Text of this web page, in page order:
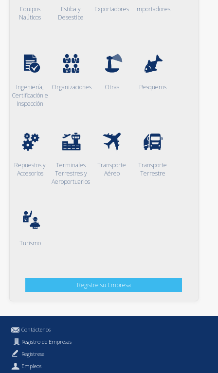
Equipos
Naúticos
Estiba y
Desestiba
Exportadores Importadores
Ingeniería,
Certificación e
Inspección
Organizaciones Otras Pesqueros
Repuestos y
Accesorios
Terminales
Terrestres y
Aeroportuarios
Transporte
Aéreo
Transporte
Terrestre
Turismo
Registre su Empresa
Contáctenos
Registro de Empresas
Regístrese
Empleos